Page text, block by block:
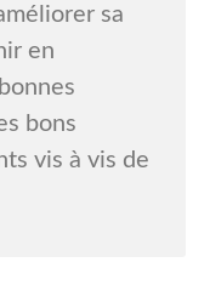
sa
en
bons
vis à vis de